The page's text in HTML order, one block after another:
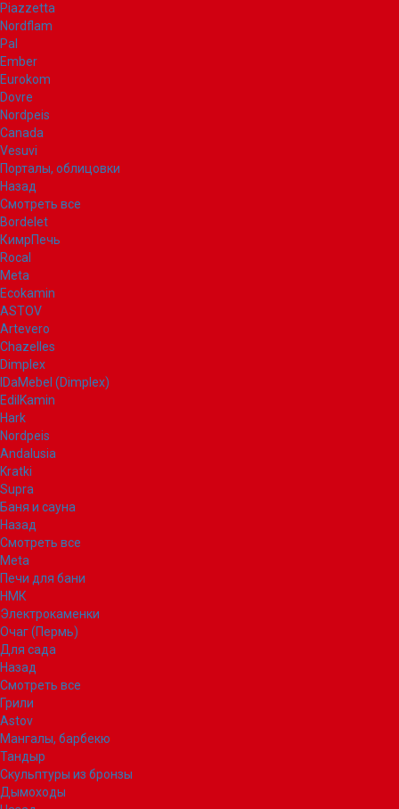
Piazzetta
Nordflam
Pal
Ember
Eurokom
Dovre
Nordpeis
Canada
Vesuvi
Порталы, облицовки
Назад
Смотреть все
Bordelet
КимрПечь
Rocal
Meta
Ecokamin
ASTOV
Artevero
Chazelles
Dimplex
IDaMebel (Dimplex)
EdilKamin
Hark
Nordpeis
Andalusia
Kratki
Supra
Баня и сауна
Назад
Смотреть все
Meta
Печи для бани
НМК
Электрокаменки
Очаг (Пермь)
Для сада
Назад
Смотреть все
Грили
Astov
Мангалы, барбекю
Тандыр
Скульптуры из бронзы
Дымоходы